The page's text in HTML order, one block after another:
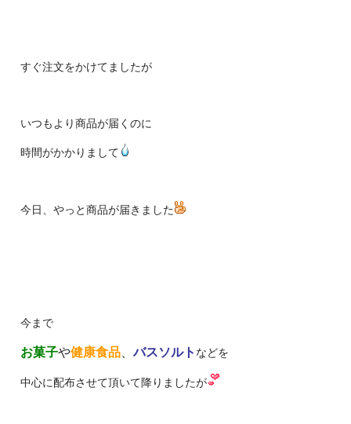
すぐ注文をかけてましたが
いつもより商品が届くのに
時間がかかりまして
今日、やっと商品が届きました
今まで
お菓子や健康食品 、バスソルト などを
中心に配布させて頂いて降りましたが